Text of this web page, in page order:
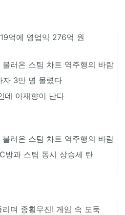
억에 영업익 276억 원
러온 스팀 차트 역주행의 바람
자 3만 명 몰렸다
데 아재향이 난다
러온 스팀 차트 역주행의 바람
방과 스팀 동시 상승세 탄
며 종횡무진! 게임 속 도둑